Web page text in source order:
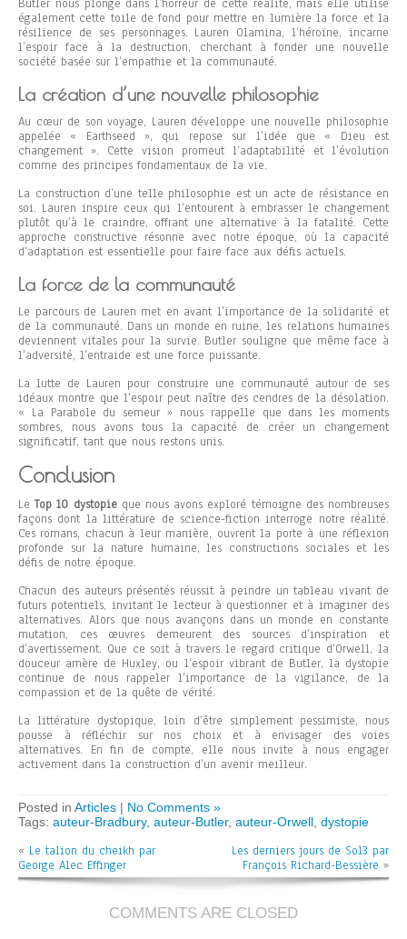
Butler nous plonge dans l’horreur de cette réalité, mais elle utilise
également cette toile de fond pour mettre en lumière la force et la
résilience de ses personnages. Lauren Olamina, l’héroïne, incarne
l’espoir face à la destruction, cherchant à fonder une nouvelle
société basée sur l’empathie et la communauté.
La création d’une nouvelle philosophie
Au cœur de son voyage, Lauren développe une nouvelle philosophie
appelée « Earthseed », qui repose sur l’idée que « Dieu est
changement ». Cette vision promeut l’adaptabilité et l’évolution
comme des principes fondamentaux de la vie.
La construction d’une telle philosophie est un acte de résistance en
soi. Lauren inspire ceux qui l’entourent à embrasser le changement
plutôt qu’à le craindre, offrant une alternative à la fatalité. Cette
approche constructive résonne avec notre époque, où la capacité
d’adaptation est essentielle pour faire face aux défis actuels.
La force de la communauté
Le parcours de Lauren met en avant l’importance de la solidarité et
de la communauté. Dans un monde en ruine, les relations humaines
deviennent vitales pour la survie. Butler souligne que même face à
l’adversité, l’entraide est une force puissante.
La lutte de Lauren pour construire une communauté autour de ses
idéaux montre que l’espoir peut naître des cendres de la désolation.
« La Parabole du semeur » nous rappelle que dans les moments
sombres, nous avons tous la capacité de créer un changement
significatif, tant que nous restons unis.
Conclusion
LeTop 10 dystopieque nous avons exploré témoigne des nombreuses
façons dont la littérature de science-fiction interroge notre réalité.
Ces romans, chacun à leur manière, ouvrent la porte à une réflexion
profonde sur la nature humaine, les constructions sociales et les
défis de notre époque.
Chacun des auteurs présentés réussit à peindre un tableau vivant de
futurs potentiels, invitant le lecteur à questionner et à imaginer des
alternatives. Alors que nous avançons dans un monde en constante
mutation, ces œuvres demeurent des sources d’inspiration et
d’avertissement. Que ce soit à travers le regard critique d’Orwell, la
douceur amère de Huxley, ou l’espoir vibrant de Butler, la dystopie
continue de nous rappeler l’importance de la vigilance, de la
compassion et de la quête de vérité.
La littérature dystopique, loin d’être simplement pessimiste, nous
pousse à réfléchir sur nos choix et à envisager des voies
alternatives. En fin de compte, elle nous invite à nous engager
activement dans la construction d’un avenir meilleur.
Posted in Articles | No Comments »
Tags: auteur-Bradbury, auteur-Butler, auteur-Orwell dystopie
« Le talion du cheikh par
George Alec Effinger
Les derniers jours de Sol3 par
François Richard-Bessière »
COMMENTS ARE CLOSED